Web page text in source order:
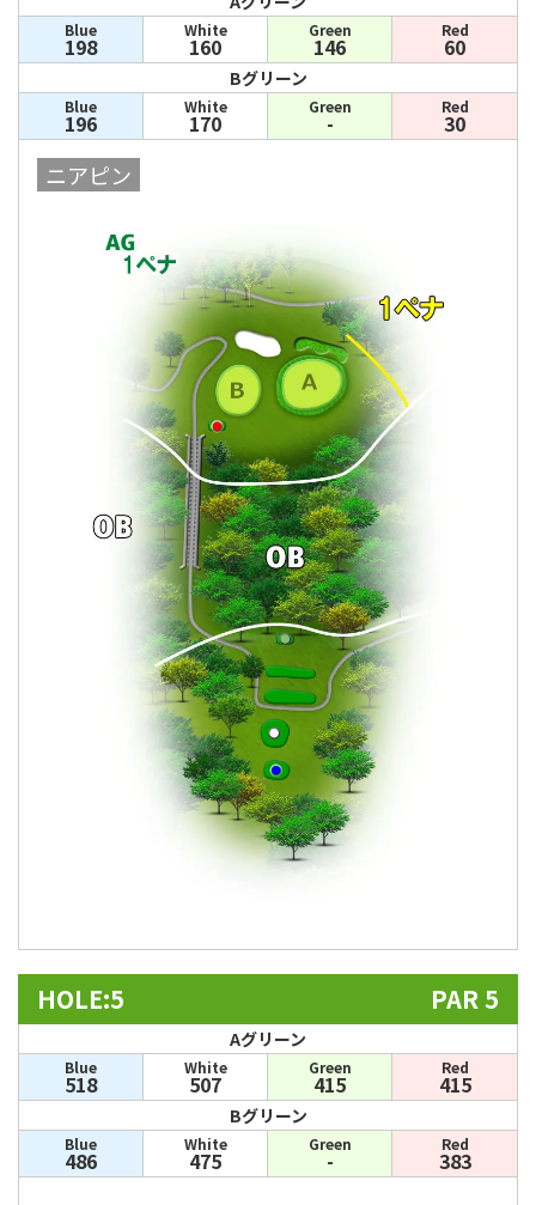
Blue
198
White
160
Green
146
Red
60
Bグリーン
Blue
196
White
170
Green
-
Red
30
ニアピン
HOLE:5 PAR 5
Aグリーン
Blue
518
White
507
Green
415
Red
415
Bグリーン
Blue
486
White
475
Green
-
Red
383